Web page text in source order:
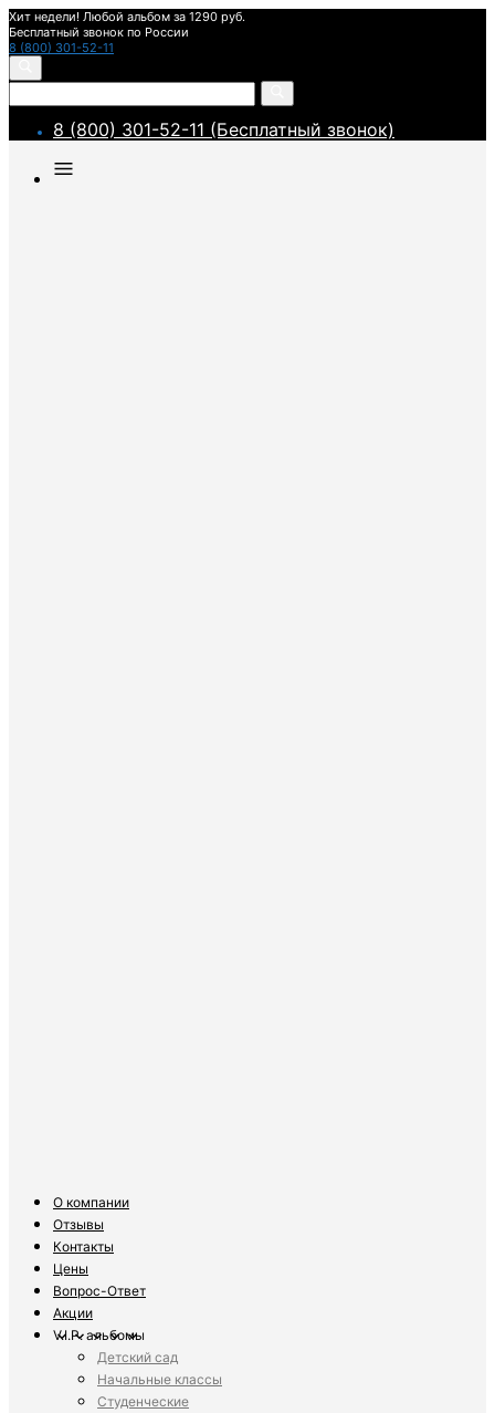
Хит недели! Любой альбом за 1290 руб.
Бесплатный звонок по России
8 (800) 301-52-11
8 (800) 301-52-11 (Бесплатный звонок)
О компании
Отзывы
Контакты
Цены
Вопрос-Ответ
Акции
V.I.P. альбомы
Детский сад
Начальные классы
Студенческие